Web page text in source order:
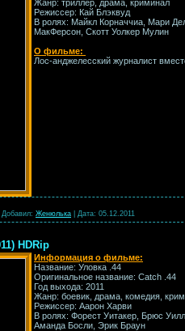
Жанр: триллер, драма, криминал
Режиссер: Кай Блэквуд
В ролях: Майкл Корначчиа, Мари
МакФерсон, Скотт Уолкер Мулин
О фильме:
Лос-анджелесский журналист
Добавил: Женюлька Дата: 05.12.2011
HDRip
Информация о фильме:
Название: Уловка .44
Оригинальное название: Catch .44
Год выхода: 2011
Жанр: боевик, драма, комедия,
Режиссер: Аарон Харви
В ролях: Форест Уитакер, Брюс
Аманда Босли, Эрик Браун